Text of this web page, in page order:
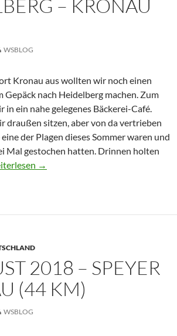
– KRONAU
WSBLOG
Kronau aus wollten wir noch einen
nach Heidelberg machen. Zum
in ein nahe gelegenes Bäckerei-Café.
draußen sitzen, aber von da vertrieben
der Plagen dieses Sommer waren und
Mal gestochen hatten. Drinnen holten
→
2018 – SPEYER
(44 KM)
WSBLOG